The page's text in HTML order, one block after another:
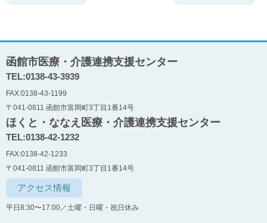
函館市医療・介護連携支援センター
TEL:0138-43-3939
FAX:0138-43-1199
〒041-0811 函館市富岡町3丁目1番14号
ほくと・ななえ医療・介護連携支援センター
TEL:0138-42-1232
FAX:0138-42-1233
〒041-0811 函館市富岡町3丁目1番14号
アクセス情報
平日8:30〜17:00／土曜・日曜・祝日休み